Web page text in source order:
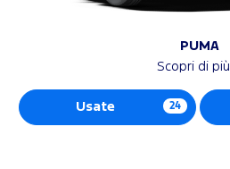
PUMA
Scopri di più
Usate 24